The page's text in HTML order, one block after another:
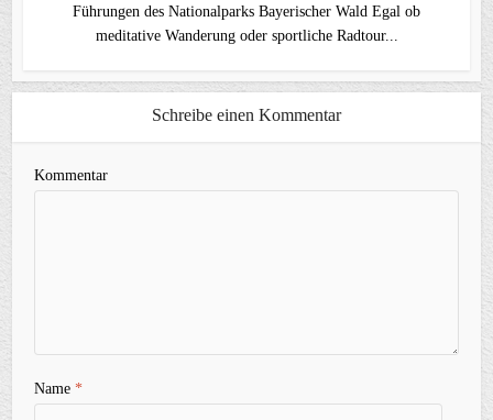
Führungen des Nationalparks Bayerischer Wald Egal ob
meditative Wanderung oder sportliche Radtour...
Schreibe einen Kommentar
Kommentar
Name*